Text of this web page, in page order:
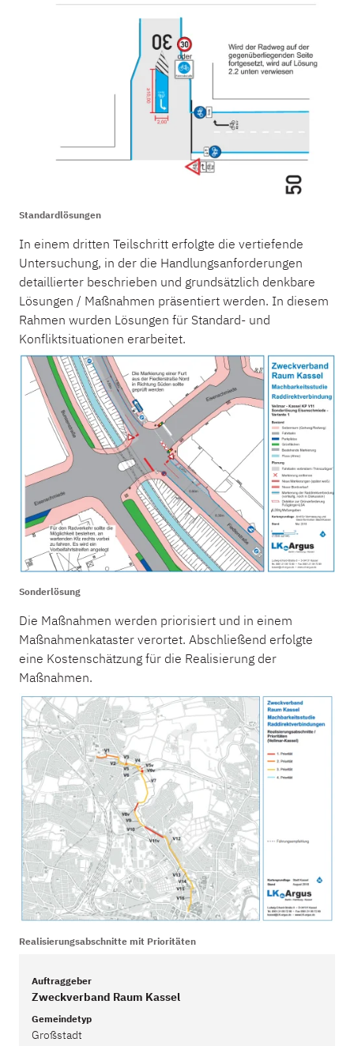
Standardlösungen
In einem dritten Teilschritt erfolgte die vertiefende
Untersuchung, in der die Handlungsanforderungen
detaillierter beschrieben und grundsätzlich denkbare
Lösungen / Maßnahmen präsentiert werden. In diesem
Rahmen wurden Lösungen für Standard- und
Konfliktsituationen erarbeitet.
Sonderlösung
Die Maßnahmen werden priorisiert und in einem
Maßnahmenkataster verortet. Abschließend erfolgte
eine Kostenschätzung für die Realisierung der
Maßnahmen.
Realisierungsabschnitte mit Prioritäten
Auftraggeber
Zweckverband Raum Kassel
Gemeindetyp
Großstadt